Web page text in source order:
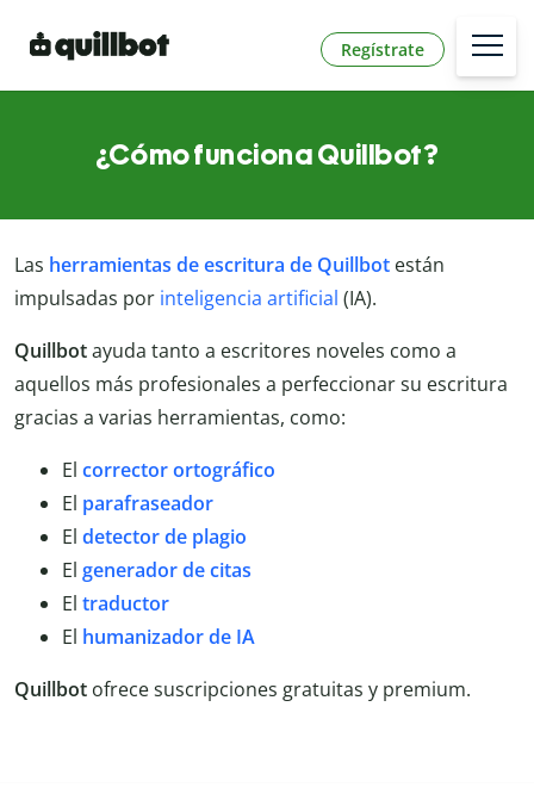
Regístrate
¿Cómo funciona Quillbot?
Las herramientas de escritura de Quillbot están
impulsadas por inteligencia artificial (IA).
Quillbotayuda tanto a escritores noveles como a
aquellos más profesionales a perfeccionar su escritura
gracias a varias herramientas, como:
El corrector ortográfico
El parafraseador
El detector de plagio
El generador de citas
El traductor
El humanizador de IA
Quillbot ofrece suscripciones gratuitas y premium.